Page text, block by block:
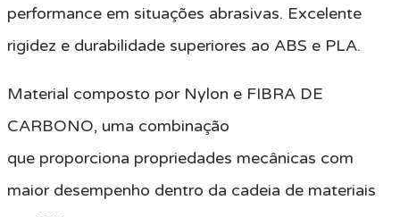
performance em situações abrasivas. Excelente
rigidez e durabilidade superiores ao ABS e PLA.
Material composto por Nylon e FIBRA DE
CARBONO, uma combinação
que proporciona propriedades mecânicas com
maior desempenho dentro da cadeia de materiais